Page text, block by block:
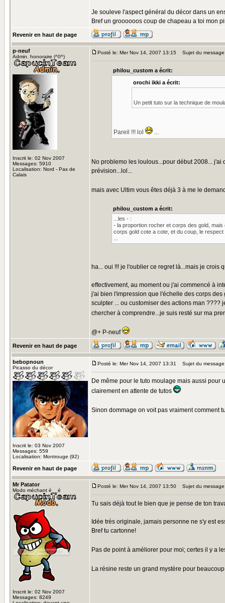
Je souleve l'aspect général du décor dans un
Bref un groooooos coup de chapeau a toi mon
Revenir en haut de page
p-neuf
Admin. honoraire (^0^)
Inscrit le: 02 Nov 2007
Messages: 5910
Localisation: Nord - Pas de
Calais
Posté le: Mer Nov 14, 2007 13:15 Sujet du
philou_custom a écrit:
orochi ikki a écrit:
Un petit tuto sur la technique de
Pareil !!! lol ...
No problemo les loulous...pour début 2008...
prévision...lol...
mais avec Ultim vous êtes déjà 3 à me le
philou_custom a écrit:
...les - :
- la proportion rocher et corps des gold,
corps gold cote a cote, et du coup, le
ha... oui !!! je l'oublier ce regret là...mais je crois
effectivement, au moment ou j'ai commencé à
j'ai bien l'impression que l'échelle des corps
sculpter ... ou customiser des actions man ????
chercher à comprendre...je suis resté sur ma
@+ P-neuf
Revenir en haut de page
bebopnoun
Picasso du décor
Inscrit le: 03 Nov 2007
Messages: 559
Localisation: Montrouge (92)
Posté le: Mer Nov 14, 2007 13:31 Sujet du
De même pour le tuto moulage mais aussi pour
clairement en attente de tutos
Sinon dommage on voit pas vraiment comment
Revenir en haut de page
Mr Patator
Modo méchant è__é
Inscrit le: 02 Nov 2007
Messages: 8249
Posté le: Mer Nov 14, 2007 13:50 Sujet du
Tu sais déjà tout le bien que je pense de ton
Idée très originale, jamais personne ne s'y est
Bref tu cartonne!
Pas de point à améliorer pour moi; certes il y a
La résine reste un grand mystère pour